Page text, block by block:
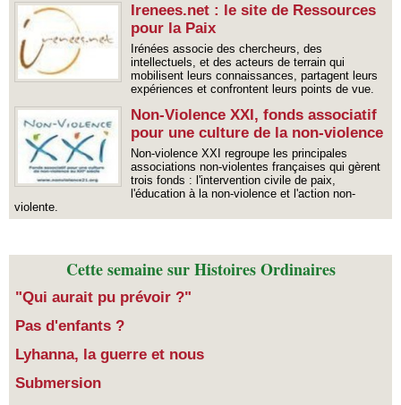
Irenees.net : le site de Ressources
pour la Paix
Irénées associe des chercheurs, des
intellectuels, et des acteurs de terrain qui
mobilisent leurs connaissances, partagent leurs
expériences et confrontent leurs points de vue.
Non-Violence XXI, fonds associatif
pour une culture de la non-violence
Non-violence XXI regroupe les principales
associations non-violentes françaises qui gèrent
trois fonds : l'intervention civile de paix,
l'éducation à la non-violence et l'action non-
violente.
Cette semaine sur Histoires Ordinaires
"Qui aurait pu prévoir ?"
Pas d'enfants ?
​Lyhanna, la guerre et nous
Submersion